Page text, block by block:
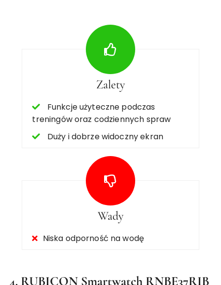
Zalety
Funkcje użyteczne podczas
treningów oraz codziennych spraw
Duży i dobrze widoczny ekran
Wady
Niska odporność na wodę
4. RUBICON Smartwatch RNBE37RIB